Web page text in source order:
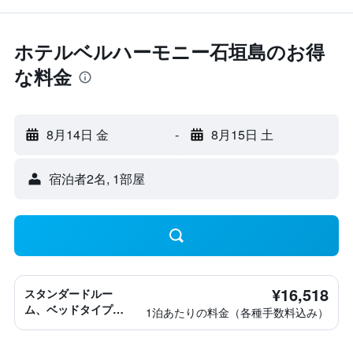
ホテルベルハーモニー石垣島のお得
な料金
8月14日 金 - 8月15日 土
宿泊者2名, 1​部屋
スタンダードルー
ム、ベッドタイプ情
¥16,518
1泊あたりの料金（各種手数料込み）